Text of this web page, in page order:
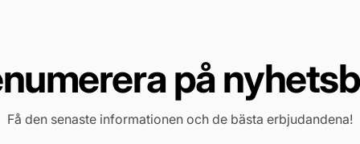
på
Få den senaste informationen och de bästa erbjudandena!